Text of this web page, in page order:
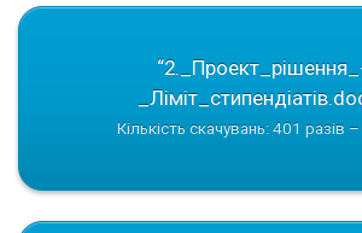
Кількість скачувань: 401 разів